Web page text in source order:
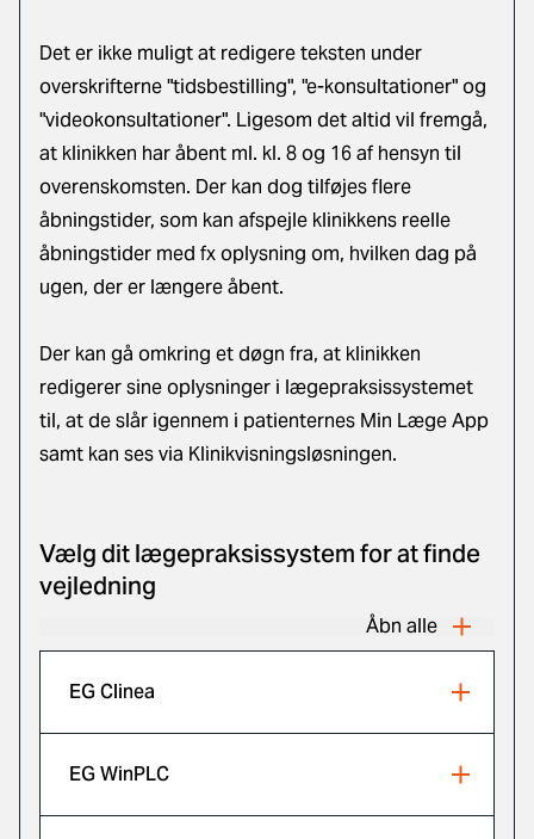
Det er ikke muligt at redigere teksten under
overskrifterne "tidsbestilling", "e-konsultationer" og
"videokonsultationer". Ligesom det altid vil fremgå,
at klinikken har åbent ml. kl. 8 og 16 af hensyn til
overenskomsten. Der kan dog tilføjes flere
åbningstider, som kan afspejle klinikkens reelle
åbningstider med fx oplysning om, hvilken dag på
ugen, der er længere åbent.
Der kan gå omkring et døgn fra, at klinikken
redigerer sine oplysninger i lægepraksissystemet
til, at de slår igennem i patienternes Min Læge App
samt kan ses via Klinikvisningsløsningen.
Vælg dit lægepraksissystem for at finde
vejledning
Åbn alle
EG Clinea
EG WinPLC